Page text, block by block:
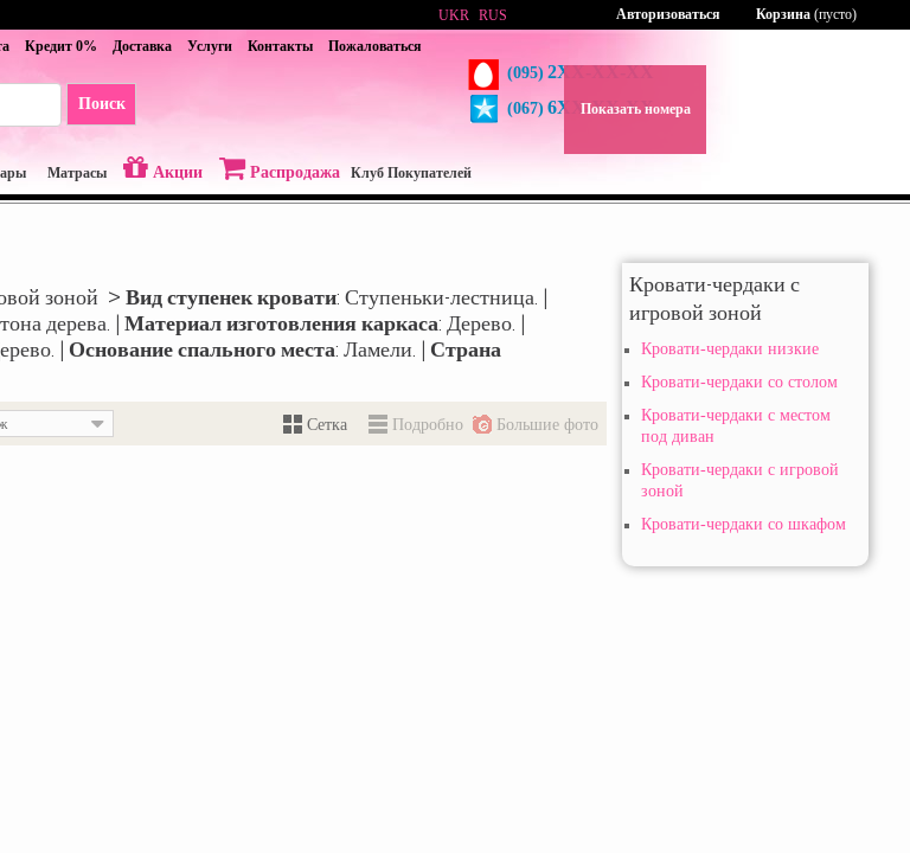
Кредит 0% Доставка Услуги Контакты Пожаловаться
(095) 2XX-XX-XX
(067) 6XX-XX-XX
Показать номера
UKR RUS Корзина (пусто)
Авторизоваться
Матрасы Акции Распродажа Клуб Покупателей
зоной > Вид ступенек кровати: Ступеньки-лестница. |
дерева. | Материал изготовления каркаса: Дерево. |
| Основание спального места: Ламели. | Страна
Сетка Подробно Большие фото
Кровати-чердаки с
игровой зоной
Кровати-чердаки низкие
Кровати-чердаки со столом
Кровати-чердаки с местом
под диван
Кровати-чердаки с игровой
зоной
Кровати-чердаки со шкафом